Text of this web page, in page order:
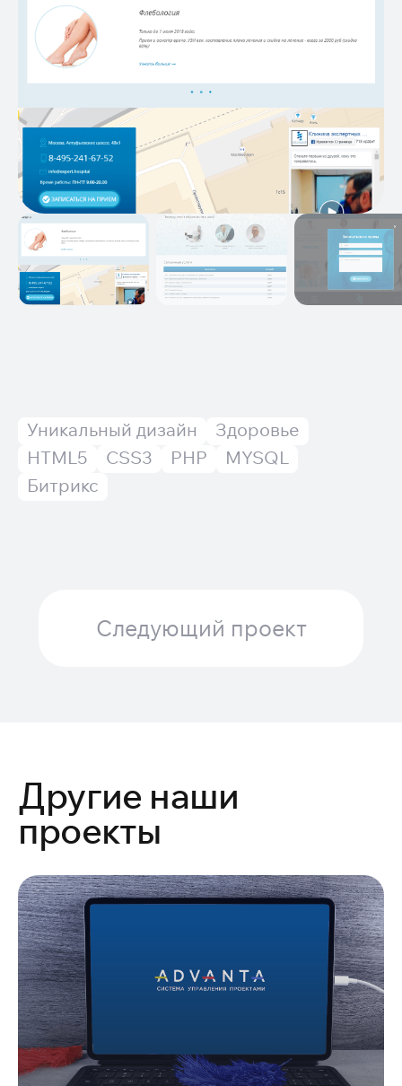
Уникальный дизайн
Здоровье
HTML5
CSS3 PHP
MYSQL
Битрикс
Следующий проект
Другие наши
проекты